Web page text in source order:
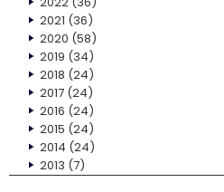
2021 (36)
2020 (58)
2019 (34)
2018 (24)
2017(24)
2016 (24)
2015 (24)
2014 (24)
2013 (7)